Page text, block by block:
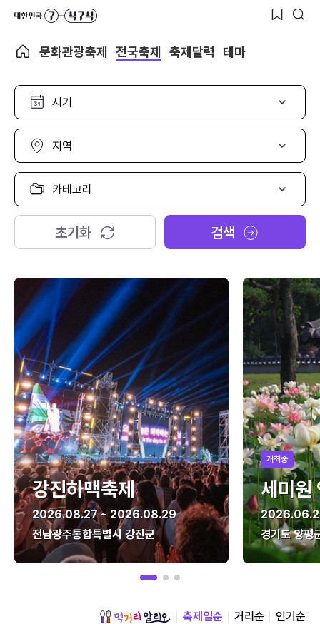
문화관광축제 전국축제 축제달력 테마
시
선
택
지
선
택
카
고
리
택
초기화 검색
강진하맥축제
2026.08.27 ~ 2026.08.29
전남광주통합특별시 강진군
개최중
세미원
경기도 양평
축제일순 거리순 인기순